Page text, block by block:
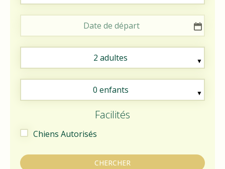
Date de départ
2 adultes
0 enfants
Facilités
Chiens Autorisés
CHERCHER